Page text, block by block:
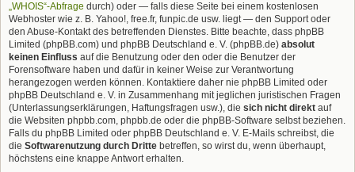
„WHOIS“-Abfrage durch) oder — falls diese Seite bei einem kostenlosen
Webhoster wie z. B. Yahoo!, free.fr, funpic.de usw. liegt — den Support oder
den Abuse-Kontakt des betreffenden Dienstes. Bitte beachte, dass phpBB
Limited (phpBB.com) und phpBB Deutschland e. V. (phpBB.de) absolut
keinen Einfluss auf die Benutzung oder den oder die Benutzer der
Forensoftware haben und dafür in keiner Weise zur Verantwortung
herangezogen werden können. Kontaktiere daher nie phpBB Limited oder
phpBB Deutschland e. V. in Zusammenhang mit jeglichen juristischen Fragen
(Unterlassungserklärungen, Haftungsfragen usw.), die sich nicht direkt auf
die Websiten phpbb.com, phpbb.de oder die phpBB-Software selbst beziehen.
Falls du phpBB Limited oder phpBB Deutschland e. V. E-Mails schreibst, die
die Softwarenutzung durch Dritte betreffen, so wirst du, wenn überhaupt,
höchstens eine knappe Antwort erhalten.